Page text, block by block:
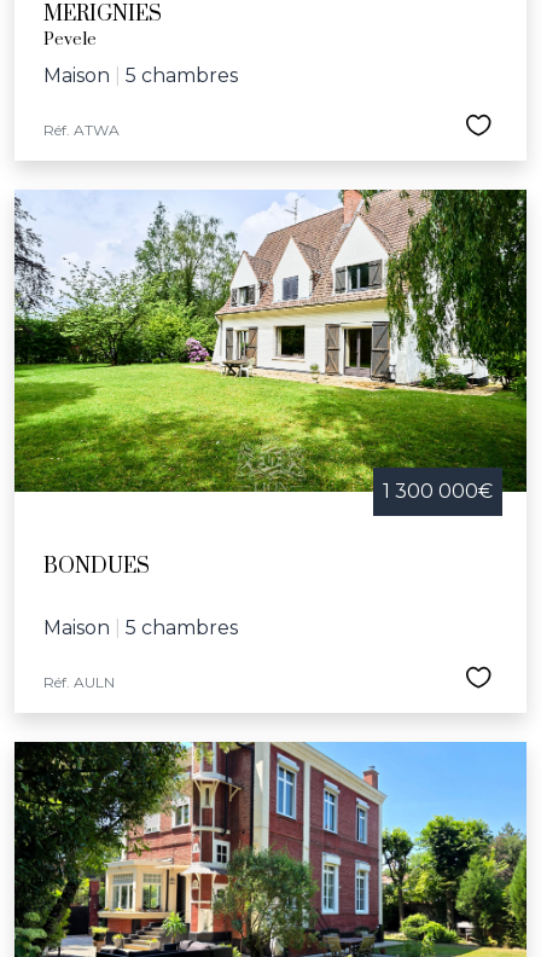
MERIGNIES
Pevele
Maison 5 chambres
Réf. ATWA
1 300 000€
BONDUES
Maison 5 chambres
Réf. AULN